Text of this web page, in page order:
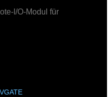
I/O-Modul für
VGATE